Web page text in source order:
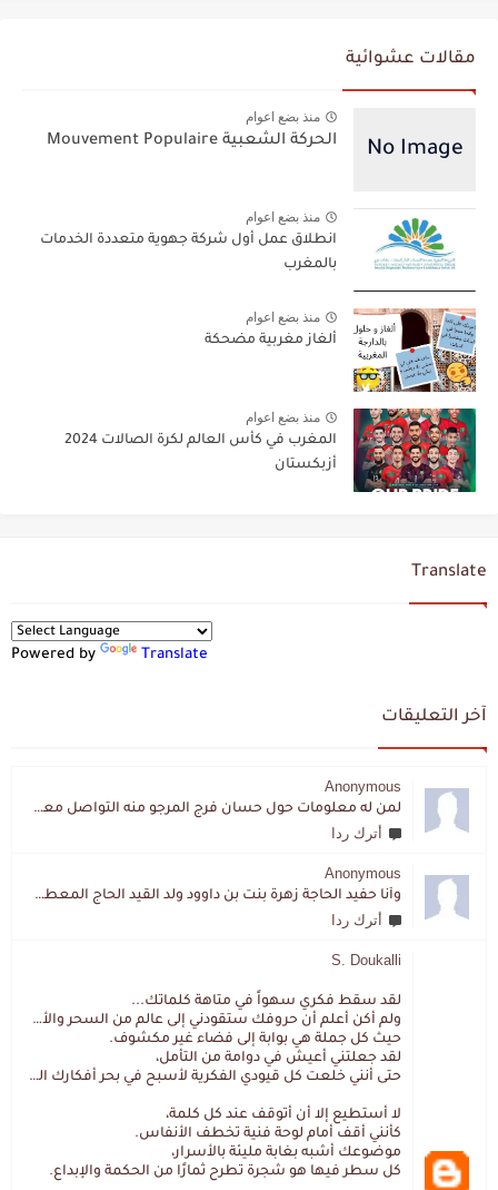
مقالات عشوائية
منذ بضع اعوام
الحركة الشعبية Mouvement Populaire
منذ بضع اعوام
انطلاق عمل أول شركة جهوية متعددة الخدمات
بالمغرب
منذ بضع اعوام
ألغاز مغربية مضحكة
منذ بضع اعوام
المغرب في كأس العالم لكرة الصالات 2024
أزبكستان
Translate
Powered by Translate
آخر التعليقات
Anonymous
لمن له معلومات حول حسان فرج المرجو منه التواصل معي لقد اختفى تماما و كانت لي به علاقة تواصل خاصة
أترك ردا
Anonymous
وأنا حفيد الحاجة زهرة بنت بن داوود ولد القيد الحاج المعطي المزمزي . ولا نمتلك من إرثه شيئا .
أترك ردا
S. Doukalli
لقد سقط فكري سهواً في متاهة كلماتك...
ولم أكن أعلم أن حروفك ستقودني إلى عالم من السحر والألغاز،
حيث كل جملة هي بوابة إلى فضاء غير مكشوف.
لقد جعلتني أعيش في دوامة من التأمل،
حتى أنني خلعت كل قيودي الفكرية لأسبح في بحر أفكارك العميق.
لا أستطيع إلا أن أتوقف عند كل كلمة،
كأنني أقف أمام لوحة فنية تخطف الأنفاس.
موضوعك أشبه بغابة مليئة بالأسرار،
كل سطر فيها هو شجرة تطرح ثمارًا من الحكمة والإبداع.